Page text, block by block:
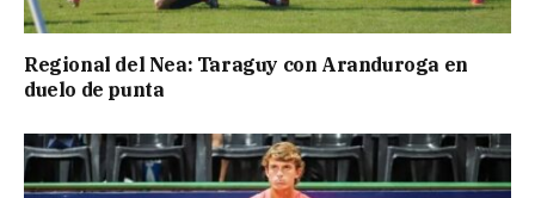
Regional del Nea: Taraguy con Aranduroga en
duelo de punta